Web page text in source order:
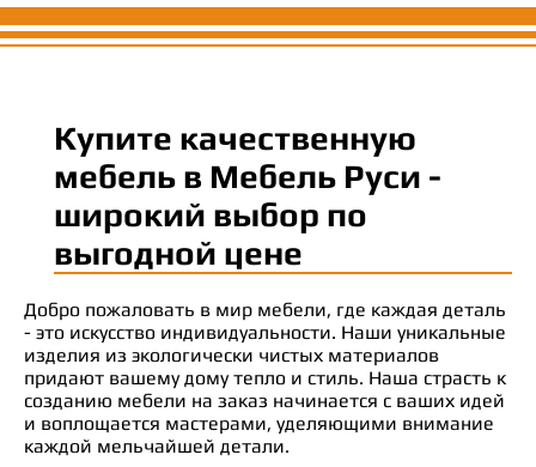
Купите качественную
мебель в Мебель Руси -
широкий выбор по
выгодной цене
Добро пожаловать в мир мебели, где каждая деталь
- это искусство индивидуальности. Наши уникальные
изделия из экологически чистых материалов
придают вашему дому тепло и стиль. Наша страсть к
созданию мебели на заказ начинается с ваших идей
и воплощается мастерами, уделяющими внимание
каждой мельчайшей детали.